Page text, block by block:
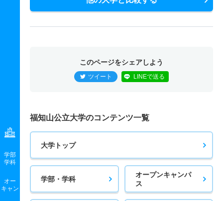
学部
学科
オー
キャン
このページをシェアしよう
ツイート LINEで送る
福知山公立大学のコンテンツ一覧
大学トップ
学部・学科
オープンキャンパ
ス